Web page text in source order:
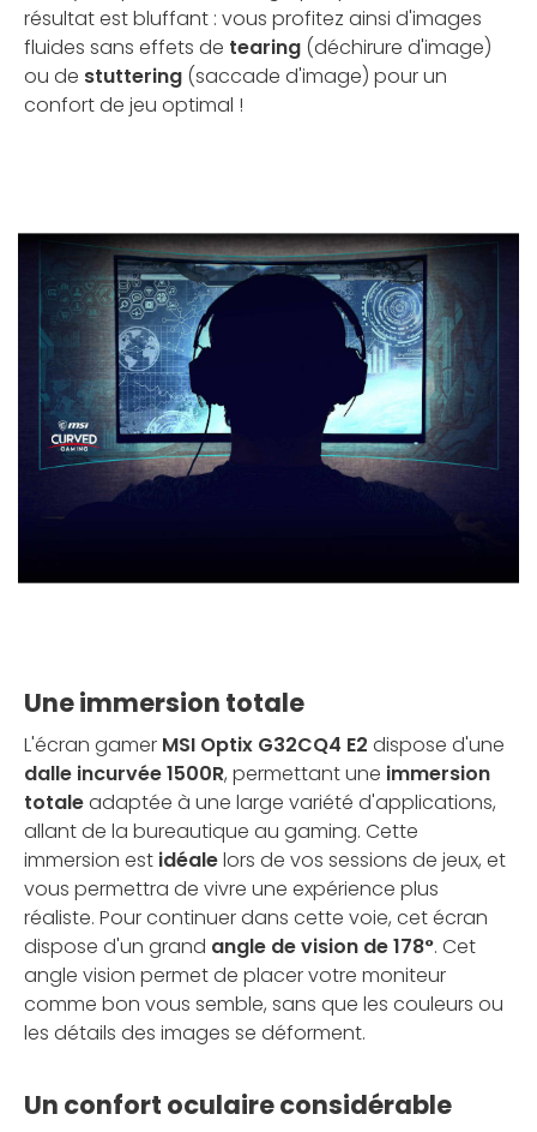
résultat est bluffant : vous profitez ainsi d'images
fluides sans effets de tearing (déchirure d'image)
ou de stuttering (saccade d'image) pour un
confort de jeu optimal !
Une immersion totale
L'écran gamer MSI Optix G32CQ4 E2 dispose d'une
dalle incurvée 1500R, permettant une immersion
totaleadaptée à une large variété d'applications,
allant de la bureautique au gaming. Cette
immersion est idéalelors de vos sessions de jeux, et
vous permettra de vivre une expérience plus
réaliste. Pour continuer dans cette voie, cet écran
dispose d'un grand angle de vision de 178°. Cet
angle vision permet de placer votre moniteur
comme bon vous semble, sans que les couleurs ou
les détails des images se déforment.
Un confort oculaire considérable